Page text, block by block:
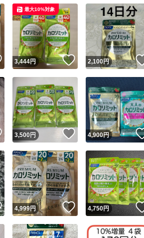
スピード&安心発送
※このバッジは実績に基づく表示であり、発送を保証
スピード＆安心発送
このユーザーは高頻
ます
スピード発送 このユーザーは高頻
安心発送 このユーザーは設定
キャ
いいね！
3,444円 いいね！
最大10%対象
2,100円
いいね！
3,500円 いいね！
4,900円
いいね！
4,999円 いいね！
4,750円